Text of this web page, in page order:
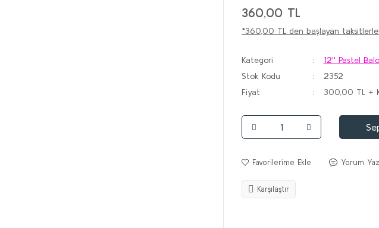
360,00 TL
*360,00 TL den başlayan taksitlerle!
Kategori
12'' Pastel
Stok Kodu
2352
Fiyat
300,00 TL +
Yorum Yaz
Karşılaştır